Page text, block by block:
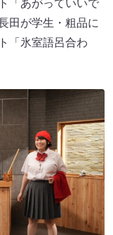
「あがっていいで
田が学生・粗品に
「氷室語呂合わ